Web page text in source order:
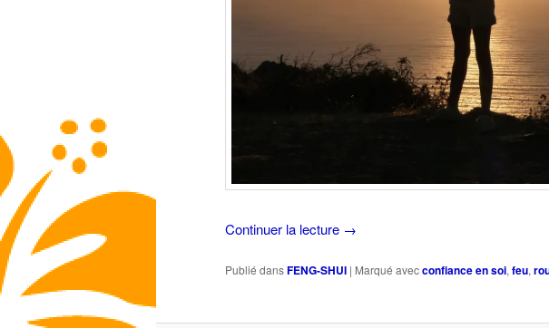
Continuer la lecture →
Publié dansFENG-SHUI | Marqué avecconfiance en soi, feu,